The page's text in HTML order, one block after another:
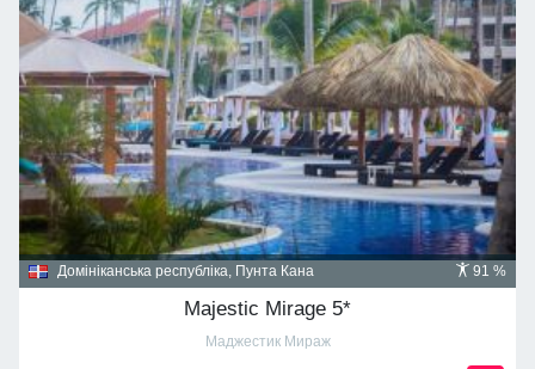
91 %
Домініканська республіка, Пунта Кана
Majestic Mirage 5*
Маджестик Мираж